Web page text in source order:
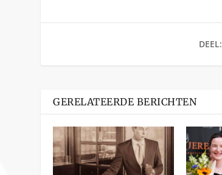
DEEL:
GERELATEERDE BERICHTEN